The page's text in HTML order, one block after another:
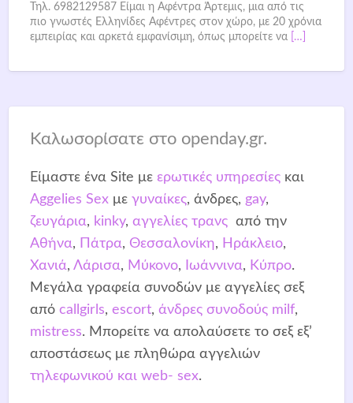
Τηλ. 6982129587 Είμαι η Αφέντρα Άρτεμις, μια από τις
πιο γνωστές Ελληνίδες Αφέντρες στον χώρο, με 20 χρόνια
εμπειρίας και αρκετά εμφανίσιμη, όπως μπορείτε να
[…]
Καλωσορίσατε στο openday.gr.
Είμαστε ένα Site με ερωτικές υπηρεσίεςκαι
Aggelies Sexμε γυναίκες, άνδρες, gay,
ζευγάρια, kinky, αγγελίες τρανςαπό την
Αθήνα, Πάτρα, Θεσσαλονίκη, Ηράκλειο,
Χανιά, Λάρισα, Μύκονο, Ιωάννινα, Κύπρο.
Μεγάλα γραφεία συνοδών με αγγελίες σεξ
από callgirls, escort, άνδρες συνοδούς milf,
mistress. Μπορείτε να απολαύσετε το σεξ εξ’
αποστάσεως με πληθώρα αγγελιών
τηλεφωνικού και web- sex.